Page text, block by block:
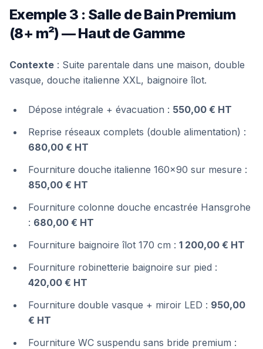
Exemple 3 : Salle de Bain Premium
(8+ m²) — Haut de Gamme
Contexte : Suite parentale dans une maison, double
vasque, douche italienne XXL, baignoire îlot.
Dépose intégrale + évacuation : 550,00 € HT
Reprise réseaux complets (double alimentation) :
680,00 € HT
Fourniture douche italienne 160×90 sur mesure :
850,00 € HT
Fourniture colonne douche encastrée Hansgrohe
: 680,00 € HT
Fourniture baignoire îlot 170 cm : 1 200,00 € HT
Fourniture robinetterie baignoire sur pied :
420,00 € HT
Fourniture double vasque + miroir LED : 950,00
€ HT
Fourniture WC suspendu sans bride premium :